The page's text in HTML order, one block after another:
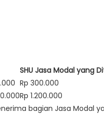
SHU Jasa Modal yang
Rp 300.000
Rp 1.200.000
bagian Jasa Modal